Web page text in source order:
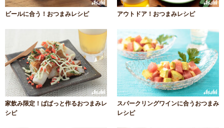
ビールに合う！おつまみレシピ アウトドア！おつまみレシピ
家飲み限定！ぱぱっと作るおつまみレ
シピ
スパークリングワインに合うおつまみ
レシピ